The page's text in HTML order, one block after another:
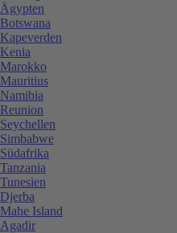
Ägypten
Botswana
Kapeverden
Kenia
Marokko
Mauritius
Namibia
Reunion
Seychellen
Simbabwe
Südafrika
Tanzania
Tunesien
Djerba
Mahe Island
Agadir